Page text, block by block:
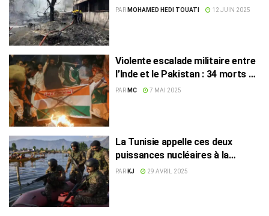
avec 244 personnes à bord
PAR MOHAMED HEDI TOUATI 12 JUIN 2025
Violente escalade militaire entre
l’Inde et le Pakistan : 34 morts en
une nuit de combats
PAR MC 7 MAI 2025
La Tunisie appelle ces deux
puissances nucléaires à la
retenue !
PAR KJ 29 AVRIL 2025